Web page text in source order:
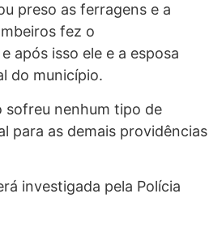
preso as ferragens e a
fez o
após isso ele e a esposa
do município.
nenhum tipo de
para as demais providências
investigada pela Polícia